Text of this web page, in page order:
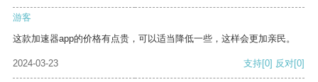
游客
这款加速器app的价格有点贵，可以适当降低一些，这样会更加亲民。
2024-03-23 支持[0] 反对[0]